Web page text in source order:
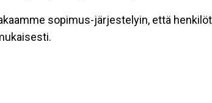
sopimus-järjestelyin, että